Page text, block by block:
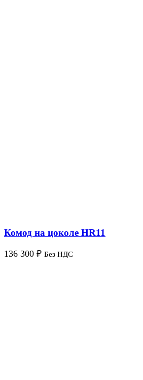
Комод на цоколе HR11
136 300 ₽ Без НДС